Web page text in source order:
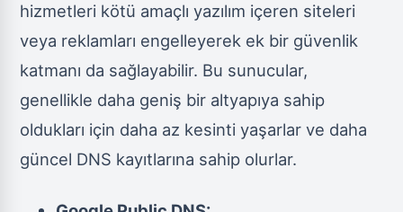
hizmetleri kötü amaçlı yazılım içeren siteleri
veya reklamları engelleyerek ek bir güvenlik
katmanı da sağlayabilir. Bu sunucular,
genellikle daha geniş bir altyapıya sahip
oldukları için daha az kesinti yaşarlar ve daha
güncel DNS kayıtlarına sahip olurlar.